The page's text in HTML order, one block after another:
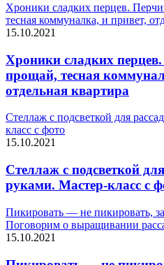
Хроники сладких перцев.
тесная коммуналка, и привет,
15.10.2021
Хроники сладких
прощай, тесная
отдельная квартира
Стеллаж с подсветкой для
класс с фото
15.10.2021
Стеллаж с подсветкой
руками. Мастер-класс с
Пикировать — не пикировать,
Поговорим о выращивании
15.10.2021